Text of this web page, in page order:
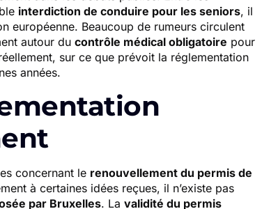
interdiction de conduire pour les seniors, il
européenne. Beaucoup de rumeurs circulent
autour du contrôle médical obligatoire pour
sur ce que prévoit la réglementation
années.
concernant le renouvellement du permis de
à certaines idées reçues, il n’existe pas
par Bruxelles. La validité du permis